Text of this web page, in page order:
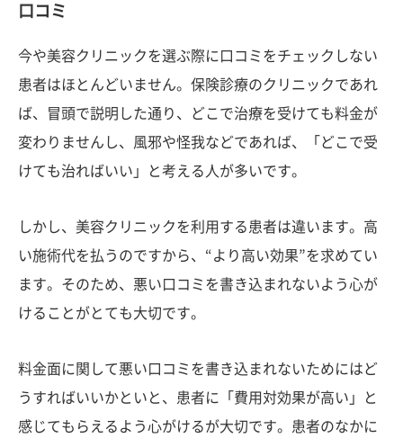
口コミ
今や美容クリニックを選ぶ際に口コミをチェックしない
患者はほとんどいません。保険診療のクリニックであれ
ば、冒頭で説明した通り、どこで治療を受けても料金が
変わりませんし、風邪や怪我などであれば、「どこで受
けても治ればいい」と考える人が多いです。
しかし、美容クリニックを利用する患者は違います。高
い施術代を払うのですから、“より高い効果”を求めてい
ます。そのため、悪い口コミを書き込まれないよう心が
けることがとても大切です。
料金面に関して悪い口コミを書き込まれないためにはど
うすればいいかといと、患者に「費用対効果が高い」と
感じてもらえるよう心がけるが大切です。患者のなかに